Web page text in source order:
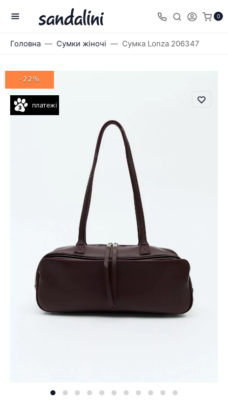
0
Головна Сумки жіночі Сумка Lonza 206347
платежі
-22%